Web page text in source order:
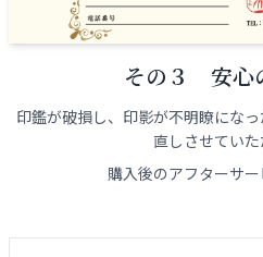
その３ 安心
印鑑が破損し、印影が不明瞭にな
直しさせていた
購入後のアフターサー